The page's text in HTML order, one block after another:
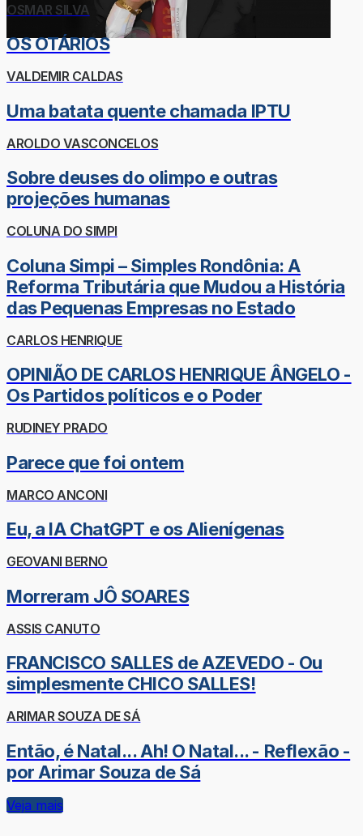
OSMAR SILVA
OS OTÁRIOS
VALDEMIR CALDAS
Uma batata quente chamada IPTU
AROLDO VASCONCELOS
Sobre deuses do olimpo e outras
projeções humanas
COLUNA DO SIMPI
Coluna Simpi – Simples Rondônia: A
Reforma Tributária que Mudou a História
das Pequenas Empresas no Estado
CARLOS HENRIQUE
OPINIÃO DE CARLOS HENRIQUE ÂNGELO -
Os Partidos políticos e o Poder
RUDINEY PRADO
Parece que foi ontem
MARCO ANCONI
Eu, a IA ChatGPT e os Alienígenas
GEOVANI BERNO
Morreram JÔ SOARES
ASSIS CANUTO
FRANCISCO SALLES de AZEVEDO - Ou
simplesmente CHICO SALLES!
ARIMAR SOUZA DE SÁ
Então, é Natal... Ah! O Natal... - Reflexão -
por Arimar Souza de Sá
Veja mais